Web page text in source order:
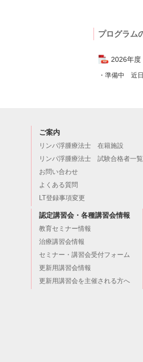
プログラム
2026年度
・準備中 近
ご案内
リンパ浮腫療法士 在籍施設
リンパ浮腫療法士 試験合格者一覧
お問い合わせ
よくある質問
LT登録事項変更
認定講習会・各種講習会情報
教育セミナー情報
治療講習会情報
セミナー・講習会受付フォーム
更新用講習会情報
更新用講習会を主催される方へ